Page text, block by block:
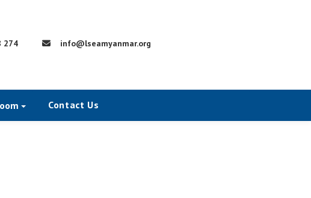
274 info@lseamyanmar.org
Contact Us